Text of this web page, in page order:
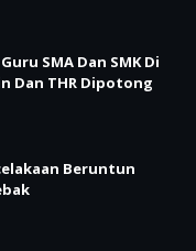
SMA Dan SMK Di
Dan THR Dipotong
Beruntun